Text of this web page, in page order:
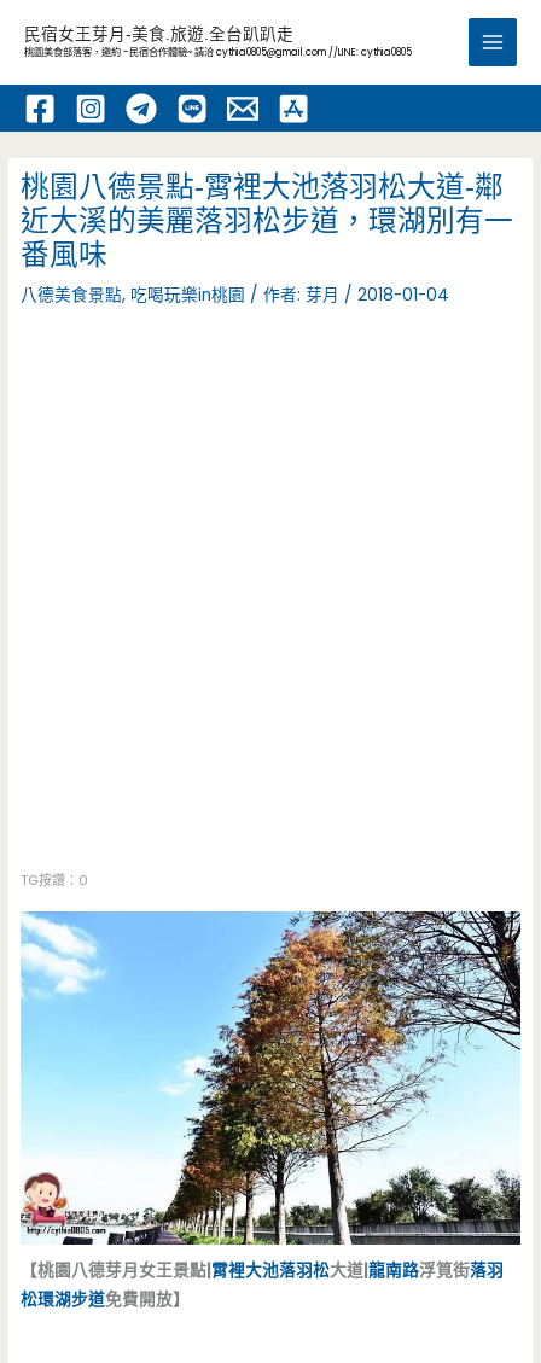
內
民宿女王芽月-美食.旅遊.全台趴趴走
桃園美食部落客，邀約 -民宿合作體驗~ 請洽cythia0805@gmail.com //LINE: cythia0805
Main
桃園八德景點-霄裡大池落羽松大道-鄰
近大溪的美麗落羽松步道，環湖別有一
番風味
八德美食景點, 吃喝玩樂in桃園 / 作者:芽月 /2018-01-04
TG按讚：0
【桃園八德芽月女王景點| 霄裡大池落羽松大道|龍南路浮筧街落羽
松環湖步道免費開放】